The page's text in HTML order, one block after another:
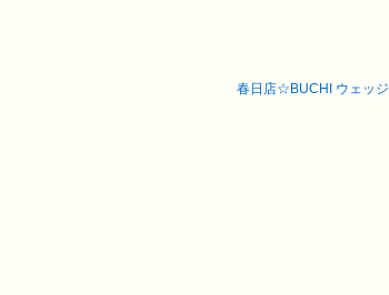
春日店☆BUCHI ウェッジ